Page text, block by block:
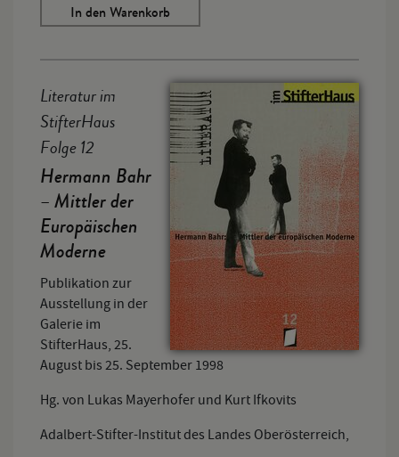
In den Warenkorb
Literatur im
StifterHaus
Folge 12
Hermann Bahr
– Mittler der
Europäischen
Moderne
Publikation zur
Ausstellung in der
Galerie im
StifterHaus, 25.
August bis 25. September 1998
Hg. von Lukas Mayerhofer und Kurt Ifkovits
Adalbert-Stifter-Institut des Landes Oberösterreich,